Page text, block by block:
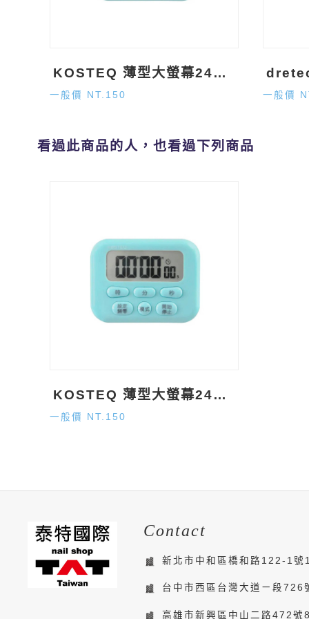
KOSTEQ 薄型大螢幕24小時計時器
一般價 NT.150 一般價
看過此商品的人，也看過下列商品
KOSTEQ 薄型大螢幕24小時計時器
一般價 NT.150
Contact
新北市中和區橋和路122-1號
台中市西區台灣大道ㄧ段726
高雄市新興區中山二路472號